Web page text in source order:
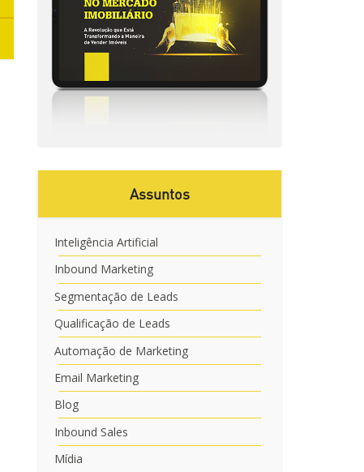
Assuntos
Inteligência Artificial
Inbound Marketing
Segmentação de Leads
Qualificação de Leads
Automação de Marketing
Email Marketing
Blog
Inbound Sales
Mídia